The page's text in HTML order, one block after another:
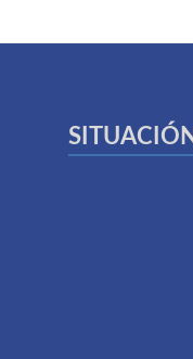
SITUACIÓN